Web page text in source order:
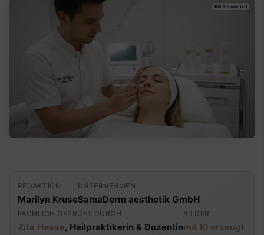
REDAKTION
Marilyn Kruse
UNTERNEHMEN
SamaDerm aesthetik GmbH
FACHLICH GEPRÜFT DURCH
Zita Hesse, Heilpraktikerin & Dozentin
BILDER
mit KI erzeugt